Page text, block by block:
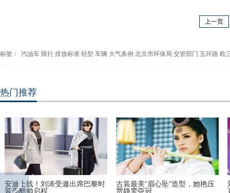
上一页
标签： 汽油车 限行 排放标准 轻型 车辆 大气条例 北京市环保局 交管部门 五环路 欧
热门推荐
安迪上线！刘涛受邀出席巴黎时
装周酷帅启程
古装最美“眉心坠”造型，她艳压
贾静雯夺冠